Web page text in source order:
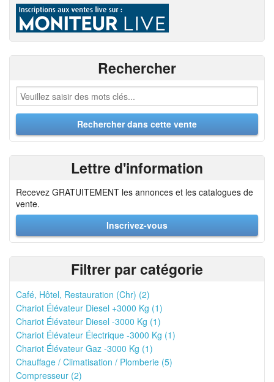
Rechercher
Lettre d'information
Recevez GRATUITEMENT les annonces et les catalogues de
vente.
Inscrivez-vous
Filtrer par catégorie
Café, Hôtel, Restauration (Chr) (2)
Chariot Élévateur Diesel +3000 Kg (1)
Chariot Élévateur Diesel -3000 Kg (1)
Chariot Élévateur Électrique -3000 Kg (1)
Chariot Élévateur Gaz -3000 Kg (1)
Chauffage / Climatisation / Plomberie (5)
Compresseur (2)